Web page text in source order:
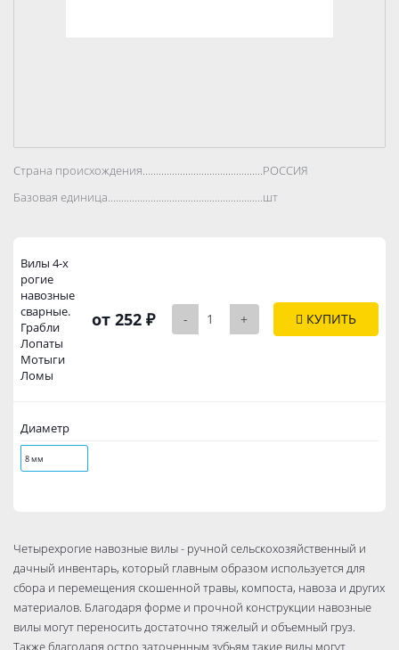
Страна происхождения..................................................................................
РОССИЯ
Базовая единица..................................................................................
шт
Вилы 4-х
рогие
навозные
сварные.
Грабли
Лопаты
Мотыги
Ломы
от 252 ₽ - + КУПИТЬ
Диаметр
8 мм
Четырехрогие навозные вилы - ручной сельскохозяйственный и
дачный инвентарь, который главным образом используется для
сбора и перемещения скошенной травы, компоста, навоза и других
материалов. Благодаря форме и прочной конструкции навозные
вилы могут переносить достаточно тяжелый и объемный груз.
Также благодаря остро заточенным зубьям такие вилы могут